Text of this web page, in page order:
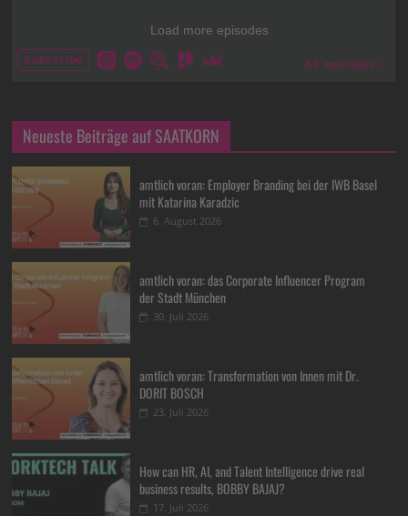
Neueste Beiträge auf SAATKORN
amtlich voran: Employer Branding bei der IWB Basel
mit Katarina Karadzic
6. August 2026
amtlich voran: das Corporate Influencer Program
der Stadt München
30. Juli 2026
amtlich voran: Transformation von Innen mit Dr.
DORIT BOSCH
23. Juli 2026
How can HR, AI, and Talent Intelligence drive real
business results, BOBBY BAJAJ?
17. Juli 2026